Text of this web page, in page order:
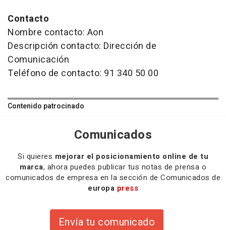
Contacto
Nombre contacto: Aon
Descripción contacto: Dirección de
Comunicación
Teléfono de contacto: 91 340 50 00
Contenido patrocinado
Comunicados
Si quieres mejorar el posicionamiento online de tu
marca, ahora puedes publicar tus notas de prensa o
comunicados de empresa en la sección de Comunicados de
europa press
Envía tu comunicado